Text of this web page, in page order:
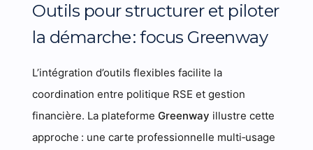
Outils pour structurer et piloter
la démarche : focus Greenway
L’intégration d’outils flexibles facilite la
coordination entre politique RSE et gestion
financière. La plateformeGreenway illustre cette
approche : une carte professionnelle multi‑usage